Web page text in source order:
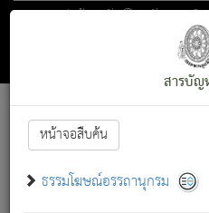
ตอน 1 ว่าด้วย สัตว์โลกกับจตุราริ
สารบัญ
หน้าจอสืบค้น
ธรรมโฆษณ์อรรถานุกรม
Font :15 ]||
สัตว์โลกนี้ เกิดความเดือดร้อ